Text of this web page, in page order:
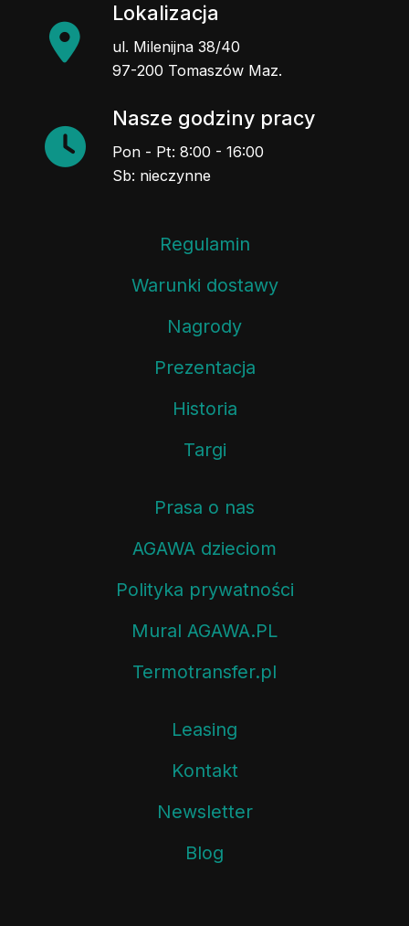
Lokalizacja
ul. Milenijna 38/40
97-200 Tomaszów Maz.
Nasze godziny pracy
Pon - Pt: 8:00 - 16:00
Sb: nieczynne
Regulamin
Warunki dostawy
Nagrody
Prezentacja
Historia
Targi
Prasa o nas
AGAWA dzieciom
Polityka prywatności
Mural AGAWA.PL
Termotransfer.pl
Leasing
Kontakt
Newsletter
Blog